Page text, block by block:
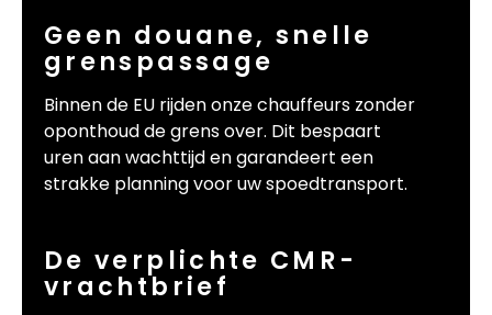
Geen douane, snelle
grenspassage
Binnen de EU rijden onze chauffeurs zonder
oponthoud de grens over. Dit bespaart
uren aan wachttijd en garandeert een
strakke planning voor uw spoedtransport.
De verplichte CMR-
vrachtbrief